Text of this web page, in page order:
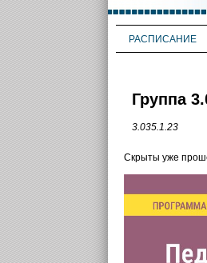
РАСПИСАНИЕ
Группа
3.035.1.23
Скрыты уже